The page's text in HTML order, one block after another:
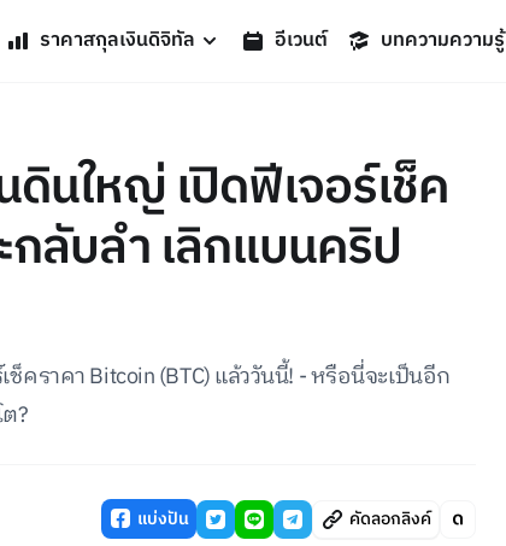
ราคาสกุลเงินดิจิทัล อีเวนต์ บทความความรู้
นใหญ่ เปิดฟีเจอร์เช็ค
กลับลำ เลิกแบนคริป
คราคา Bitcoin (BTC) แล้ววันนี้! - หรือนี่จะเป็นอีก
?
แบ่งปัน คัดลอกลิงค์